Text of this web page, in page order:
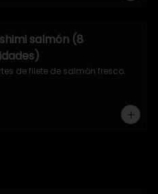
salmón (8
de filete de salmón fresco.